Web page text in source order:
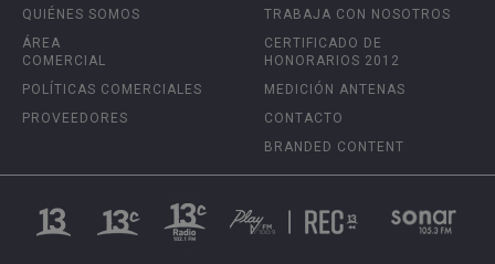
QUIÉNES SOMOS
ÁREA
COMERCIAL
POLÍTICAS COMERCIALES
PROVEEDORES
TRABAJA CON NOSOTROS
CERTIFICADO DE
HONORARIOS 2012
MEDICIÓN ANTENAS
CONTACTO
BRANDED CONTENT